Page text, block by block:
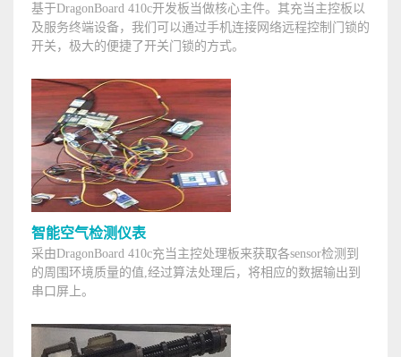
基于DragonBoard 410c开发板当做核心主件。其充当主控板以
及服务终端设备，我们可以通过手机连接网络远程控制门锁的
开关，极大的便捷了开关门锁的方式。
智能空气检测仪表
采由DragonBoard 410c充当主控处理板来获取各sensor检测到
的周围环境质量的值,经过算法处理后，将相应的数据输出到
串口屏上。